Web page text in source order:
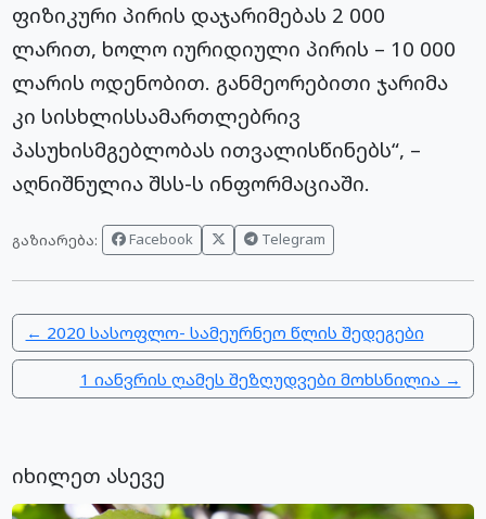
ფიზიკური პირის დაჯარიმებას 2 000
ლარით, ხოლო იურიდიული პირის – 10 000
ლარის ოდენობით. განმეორებითი ჯარიმა
კი სისხლისსამართლებრივ
პასუხისმგებლობას ითვალისწინებს“, –
აღნიშნულია შსს-ს ინფორმაციაში.
გაზიარება: Facebook Telegram
← 2020 სასოფლო- სამეურნეო წლის შედეგები
1 იანვრის ღამეს შეზღუდვები მოხსნილია →
იხილეთ ასევე